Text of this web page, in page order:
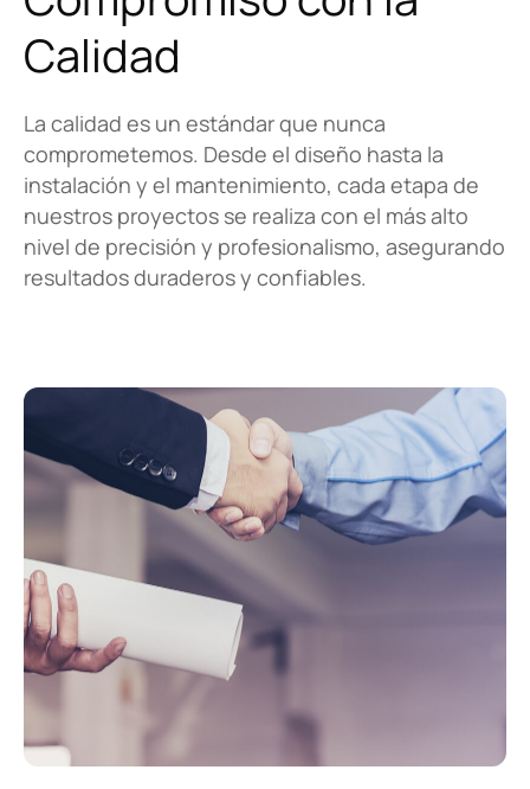
Calidad
La calidad es un estándar que nunca
comprometemos. Desde el diseño hasta la
instalación y el mantenimiento, cada etapa de
nuestros proyectos se realiza con el más alto
nivel de precisión y profesionalismo, asegurando
resultados duraderos y confiables.